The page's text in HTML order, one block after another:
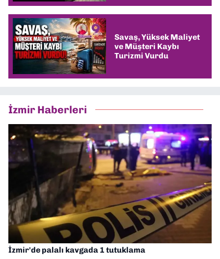
Savaş, Yüksek Maliyet
ve Müşteri Kaybı
Turizmi Vurdu
İzmir Haberleri
İzmir'de palalı kavgada 1 tutuklama